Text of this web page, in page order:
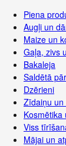
Piena
Augļi un
Maize un
Gaļa, zivs
Bakaleja
Saldētā
Dzērieni
Zīdaiņu
Kosmētika
Viss
Mājai un